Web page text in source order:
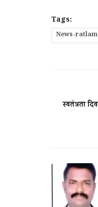
Tags:
News-
स्वतंत्रता